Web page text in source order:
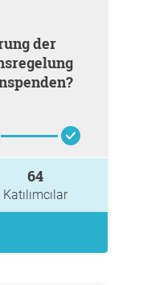
64
Katılımcılar